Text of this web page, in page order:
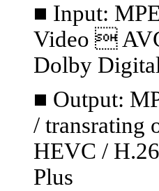
■ Input:
Video 
Dolby
■ Output:
/
HEVC /
Plus